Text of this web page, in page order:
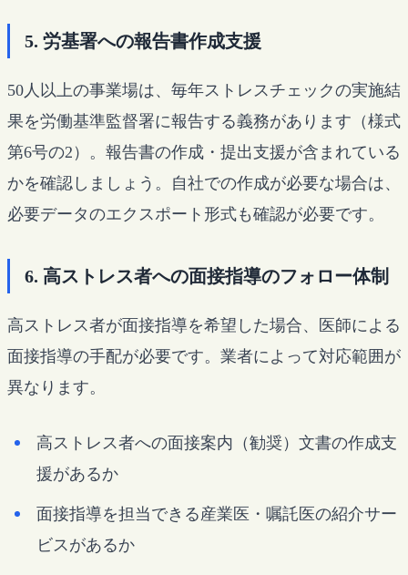
5. 労基署への報告書作成支援
50人以上の事業場は、毎年ストレスチェックの実施結
果を労働基準監督署に報告する義務があります（様式
第6号の2）。報告書の作成・提出支援が含まれている
かを確認しましょう。自社での作成が必要な場合は、
必要データのエクスポート形式も確認が必要です。
6. 高ストレス者への面接指導のフォロー体制
高ストレス者が面接指導を希望した場合、医師による
面接指導の手配が必要です。業者によって対応範囲が
異なります。
高ストレス者への面接案内（勧奨）文書の作成支
援があるか
面接指導を担当できる産業医・嘱託医の紹介サー
ビスがあるか